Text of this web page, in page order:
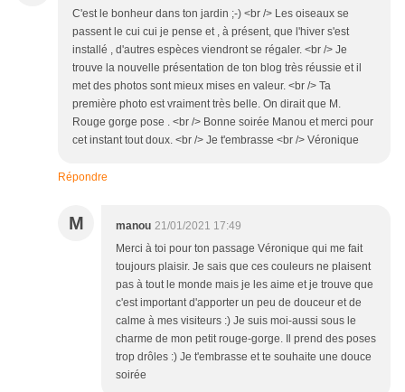
C'est le bonheur dans ton jardin ;-) <br /> Les oiseaux se
passent le cui cui je pense et , à présent, que l'hiver s'est
installé , d'autres espèces viendront se régaler. <br /> Je
trouve la nouvelle présentation de ton blog très réussie et il
met des photos sont mieux mises en valeur. <br /> Ta
première photo est vraiment très belle. On dirait que M.
Rouge gorge pose . <br /> Bonne soirée Manou et merci pour
cet instant tout doux. <br /> Je t'embrasse <br /> Véronique
Répondre
M manou 21/01/2021 17:49
Merci à toi pour ton passage Véronique qui me fait
toujours plaisir. Je sais que ces couleurs ne plaisent
pas à tout le monde mais je les aime et je trouve que
c'est important d'apporter un peu de douceur et de
calme à mes visiteurs :) Je suis moi-aussi sous le
charme de mon petit rouge-gorge. Il prend des poses
trop drôles :) Je t'embrasse et te souhaite une douce
soirée